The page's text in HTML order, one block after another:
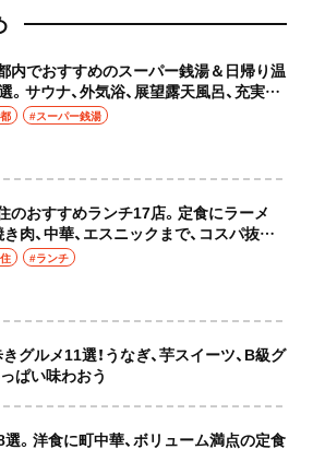
内でおすすめのスーパー銭湯＆日帰り温
。サウナ、外気浴、展望露天風呂、充実の
空間へ
#スーパー銭湯
のおすすめランチ17店。定食にラーメ
き肉、中華、エスニックまで、コスパ抜群
おしゃれな店も網羅してご紹介！
#ランチ
グルメ11選！うなぎ、芋スイーツ、B級グ
ぱい味わおう
。洋食に町中華、ボリューム満点の定食